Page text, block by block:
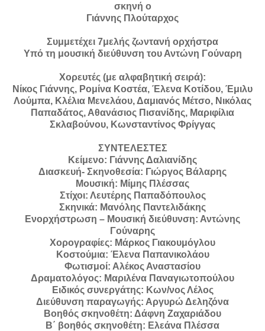
σκηνή ο
Γιάννης Πλούταρχος
Συμμετέχει 7μελής ζωντανή ορχήστρα
Υπό τη μουσική διεύθυνση του Αντώνη Γούναρη
Χορευτές (με αλφαβητική σειρά):
Νίκος Γιάννης, Ρομίνα Κοστέα, Έλενα Κοτίδου, Έμιλυ
Λούμπα, Κλέλια Μενελάου, Δαμιανός Μέτσο, Νικόλας
Παπαδάτος, Αθανάσιος Πισανίδης, Μαριφίλια
Σκλαβούνου, Κωνσταντίνος Φρίγγας
ΣΥΝΤΕΛΕΣΤΕΣ
Κείμενο: Γιάννης Δαλιανίδης
Διασκευή- Σκηνοθεσία: Γιώργος Βάλαρης
Μουσική: Μίμης Πλέσσας
Στίχοι: Λευτέρης Παπαδόπουλος
Σκηνικά: Μανόλης Παντελιδάκης
Ενορχήστρωση – Μουσική διεύθυνση: Αντώνης
Γούναρης
Χορογραφίες: Μάρκος Γιακουμόγλου
Κοστούμια: Έλενα Παπανικολάου
Φωτισμοί: Αλέκος Αναστασίου
Δραματολόγος: Μαριλένα Παναγιωτοπούλου
Ειδικός συνεργάτης: Κων/νος Λέλος
Διεύθυνση παραγωγής: Αργυρώ Δεληζόνα
Βοηθός σκηνοθέτη: Δάφνη Ζαχαριάδου
Β΄ βοηθός σκηνοθέτη: Ελεάνα Πλέσσα